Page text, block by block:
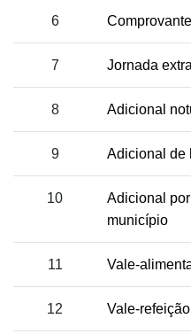
6
7 Jornada
8 Adicional
9 Adicional de
10
Adicional
município
11 Vale-
12 Vale-refeição